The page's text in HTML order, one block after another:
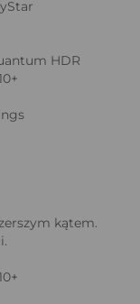
HDR
kątem.